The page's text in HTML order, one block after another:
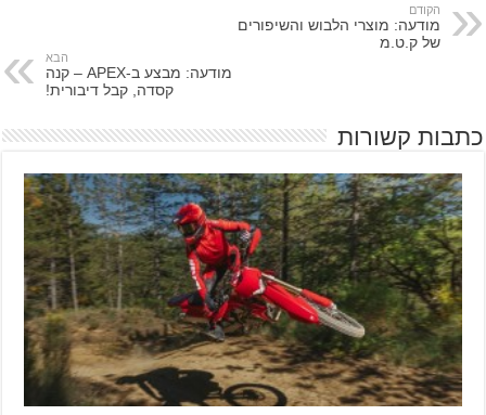
הקודם
מודעה: מוצרי הלבוש והשיפורים
של ק.ט.מ
הבא
מודעה: מבצע ב-APEX – קנה
קסדה, קבל דיבורית!
כתבות קשורות